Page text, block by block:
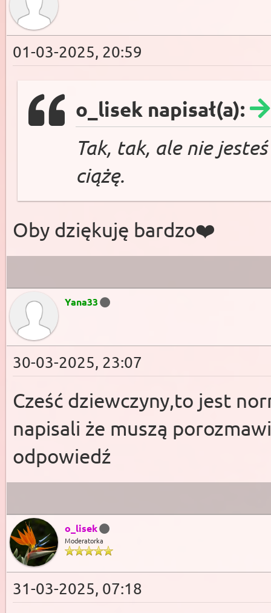
01-03-2025, 20:59
o_lisek napisał(a):
Tak, tak, ale nie
ciążę.
Oby dziękuję bardzo❤️
Yana33
30-03-2025, 23:07
Cześć dziewczyny,to jest
napisali że muszą
odpowiedź
o_lisek
Moderatorka
31-03-2025, 07:18